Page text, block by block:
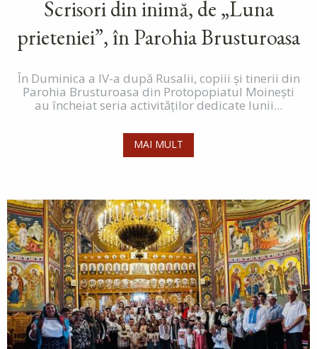
Scrisori din inimă, de „Luna
prieteniei”, în Parohia Brusturoasa
În Duminica a IV-a după Rusalii, copiii și tinerii din
Parohia Brusturoasa din Protopopiatul Moinești
au încheiat seria activităților dedicate lunii...
MAI MULT